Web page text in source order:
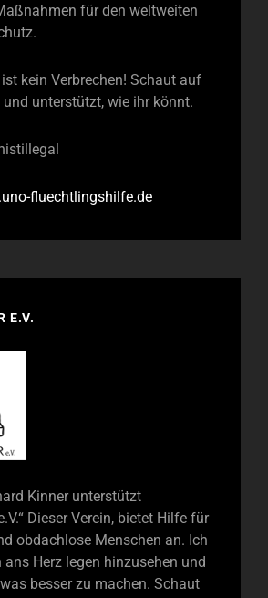
für den weltweiten
kein Verbrechen! Schaut auf
und unterstützt, wie ihr könnt.
fluechtlingshilfe.de
E.V.
Kinner unterstützt
Dieser Verein, bietet Hilfe für
obdachlose Menschen an. Ich
ans Herz legen hinzusehen und
besser zu machen. Schaut